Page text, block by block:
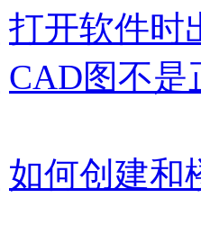
打开软件时
CAD图不是
如何创建和